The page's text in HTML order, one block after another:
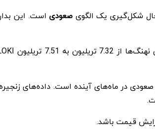
شکل‌گیری یک الگوی صعودی
در ماه‌های آینده است. داده‌های